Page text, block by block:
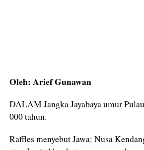
Oleh: Arief Gunawan
DALAM Jangka Jayabaya umur
000 tahun.
Raffles menyebut Jawa: Nusa